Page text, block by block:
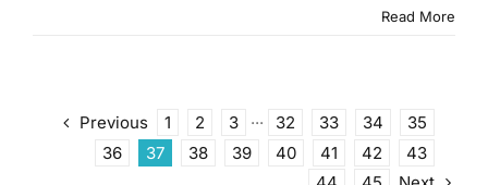
der
Intensivlandwirtschaft
Read More
Previous 1 2 3 ··· 32 33 34
35
36
37 38 39 40 41 42
43